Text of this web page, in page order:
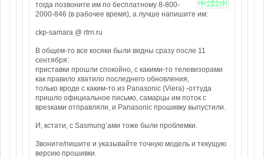
тогда позвоните им по бесплатному 8-800-
2000-846 (в рабочее время), а лучше напишите им:
ckp-samara @ rtrn.ru
В общем-то все косяки были видны сразу после 11
сентября:
приставки прошли спокойно, с какими-то телевизорами
как правило хватило последнего обновления,
только вроде с каким-то из Panasonic (Viera) -оттуда
пришло официальное письмо, самарцы им поток с
врезками отправляли, и Panasonic прошивку выпустили.
И, кстати, с Sasmung’ами тоже были проблемки.
Звоните/пишите и указывайте точную модель и текущую
версию прошивки.